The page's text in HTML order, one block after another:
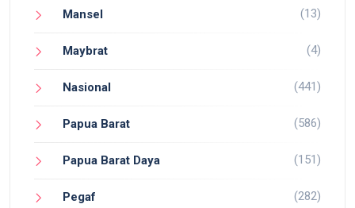
Mansel (13)
Maybrat (4)
Nasional (441)
Papua Barat (586)
Papua Barat Daya (151)
Pegaf (282)